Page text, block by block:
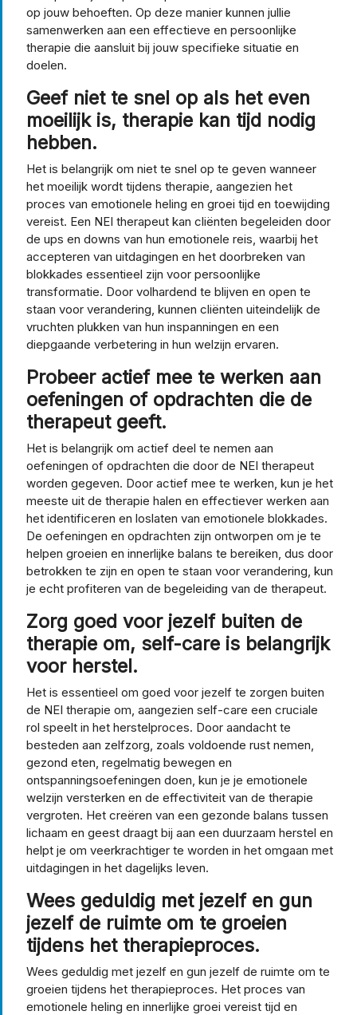
op jouw behoeften. Op deze manier kunnen jullie
samenwerken aan een effectieve en persoonlijke
therapie die aansluit bij jouw specifieke situatie en
doelen.
Geef niet te snel op als het even
moeilijk is, therapie kan tijd nodig
hebben.
Het is belangrijk om niet te snel op te geven wanneer
het moeilijk wordt tijdens therapie, aangezien het
proces van emotionele heling en groei tijd en toewijding
vereist. Een NEI therapeut kan cliënten begeleiden door
de ups en downs van hun emotionele reis, waarbij het
accepteren van uitdagingen en het doorbreken van
blokkades essentieel zijn voor persoonlijke
transformatie. Door volhardend te blijven en open te
staan voor verandering, kunnen cliënten uiteindelijk de
vruchten plukken van hun inspanningen en een
diepgaande verbetering in hun welzijn ervaren.
Probeer actief mee te werken aan
oefeningen of opdrachten die de
therapeut geeft.
Het is belangrijk om actief deel te nemen aan
oefeningen of opdrachten die door de NEI therapeut
worden gegeven. Door actief mee te werken, kun je het
meeste uit de therapie halen en effectiever werken aan
het identificeren en loslaten van emotionele blokkades.
De oefeningen en opdrachten zijn ontworpen om je te
helpen groeien en innerlijke balans te bereiken, dus door
betrokken te zijn en open te staan voor verandering, kun
je echt profiteren van de begeleiding van de therapeut.
Zorg goed voor jezelf buiten de
therapie om, self-care is belangrijk
voor herstel.
Het is essentieel om goed voor jezelf te zorgen buiten
de NEI therapie om, aangezien self-care een cruciale
rol speelt in het herstelproces. Door aandacht te
besteden aan zelfzorg, zoals voldoende rust nemen,
gezond eten, regelmatig bewegen en
ontspanningsoefeningen doen, kun je je emotionele
welzijn versterken en de effectiviteit van de therapie
vergroten. Het creëren van een gezonde balans tussen
lichaam en geest draagt bij aan een duurzaam herstel en
helpt je om veerkrachtiger te worden in het omgaan met
uitdagingen in het dagelijks leven.
Wees geduldig met jezelf en gun
jezelf de ruimte om te groeien
tijdens het therapieproces.
Wees geduldig met jezelf en gun jezelf de ruimte om te
groeien tijdens het therapieproces. Het proces van
emotionele heling en innerlijke groei vereist tijd en